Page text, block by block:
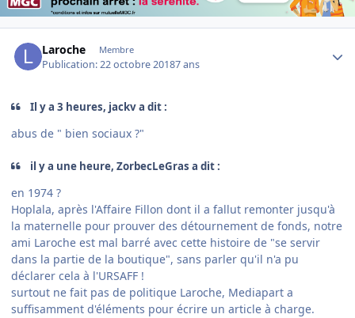
Laroche Membre
Publication:22 octobre 20187 ans
Il y a 3 heures, jackv a dit :
abus de " bien sociaux ?"
il y a une heure, ZorbecLeGras a dit :
en 1974 ?
Hoplala, après l'Affaire Fillon dont il a fallut remonter jusqu'à
la maternelle pour prouver des détournement de fonds, notre
ami Laroche est mal barré avec cette histoire de "se servir
dans la partie de la boutique", sans parler qu'il n'a pu
déclarer cela à l'URSAFF !
surtout ne fait pas de politique Laroche, Mediapart a
suffisamment d'éléments pour écrire un article à charge.